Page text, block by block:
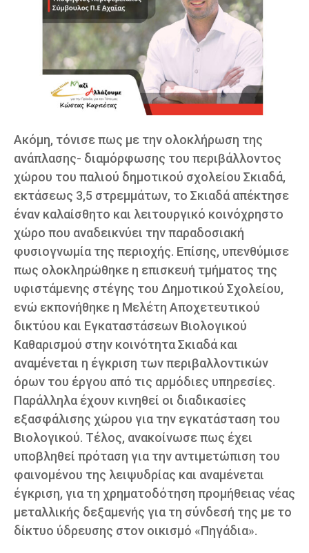
Ακόμη, τόνισε πως με την ολοκλήρωση της
ανάπλασης- διαμόρφωσης του περιβάλλοντος
χώρου του παλιού δημοτικού σχολείου Σκιαδά,
εκτάσεως 3,5 στρεμμάτων, το Σκιαδά απέκτησε
έναν καλαίσθητο και λειτουργικό κοινόχρηστο
χώρο που αναδεικνύει την παραδοσιακή
φυσιογνωμία της περιοχής. Επίσης, υπενθύμισε
πως ολοκληρώθηκε η επισκευή τμήματος της
υφιστάμενης στέγης του Δημοτικού Σχολείου,
ενώ εκπονήθηκε η Μελέτη Αποχετευτικού
δικτύου και Εγκαταστάσεων Βιολογικού
Καθαρισμού στην κοινότητα Σκιαδά και
αναμένεται η έγκριση των περιβαλλοντικών
όρων του έργου από τις αρμόδιες υπηρεσίες.
Παράλληλα έχουν κινηθεί οι διαδικασίες
εξασφάλισης χώρου για την εγκατάσταση του
Βιολογικού. Τέλος, ανακοίνωσε πως έχει
υποβληθεί πρόταση για την αντιμετώπιση του
φαινομένου της λειψυδρίας και αναμένεται
έγκριση, για τη χρηματοδότηση προμήθειας νέας
μεταλλικής δεξαμενής για τη σύνδεσή της με το
δίκτυο ύδρευσης στον οικισμό «Πηγάδια».